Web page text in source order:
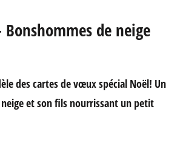
Bonshommes de neige
des cartes de vœux spécial Noël! Un
et son fils nourrissant un petit